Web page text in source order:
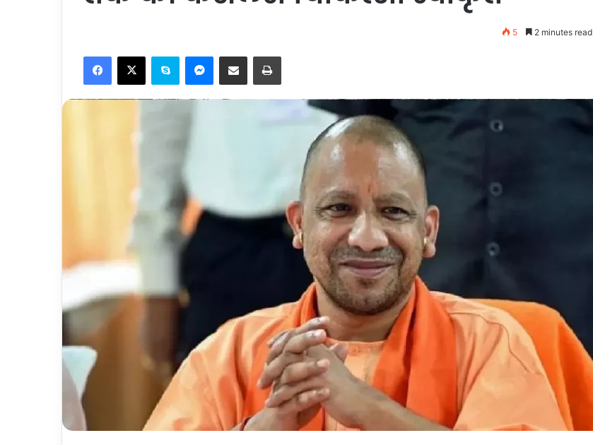
5 2 minutes read
Facebook
X Skype Messenger
Share via Email Print